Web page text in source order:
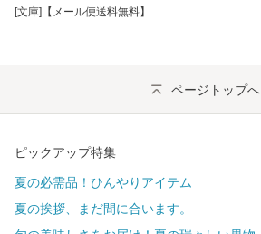
[文庫]【メール便送料無料】
ページトップへ
ピックアップ特集
夏の必需品！ひんやりアイテム
夏の挨拶、まだ間に合います。